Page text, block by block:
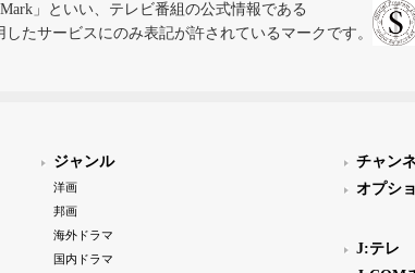
」といい、テレビ番組の公式情報である
したサービスにのみ表記が許されているマークです。
ジャンル
洋画
邦画
海外ドラマ
国内ドラマ
チャン
オプシ
J:テレ